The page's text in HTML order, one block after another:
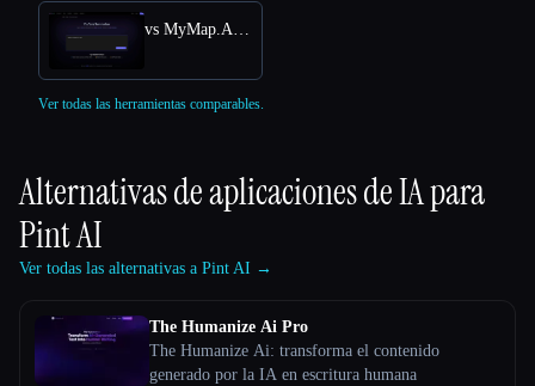
vs MyMap.AI YouTube Summarizer
Ver todas las herramientas comparables.
Alternativas de aplicaciones de IA para
Pint AI
Ver todas las alternativas a Pint AI →
The Humanize Ai Pro
The Humanize Ai: transforma el contenido
generado por la IA en escritura humana